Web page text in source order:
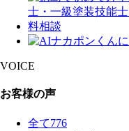
VOICE
お客様の声
全て776